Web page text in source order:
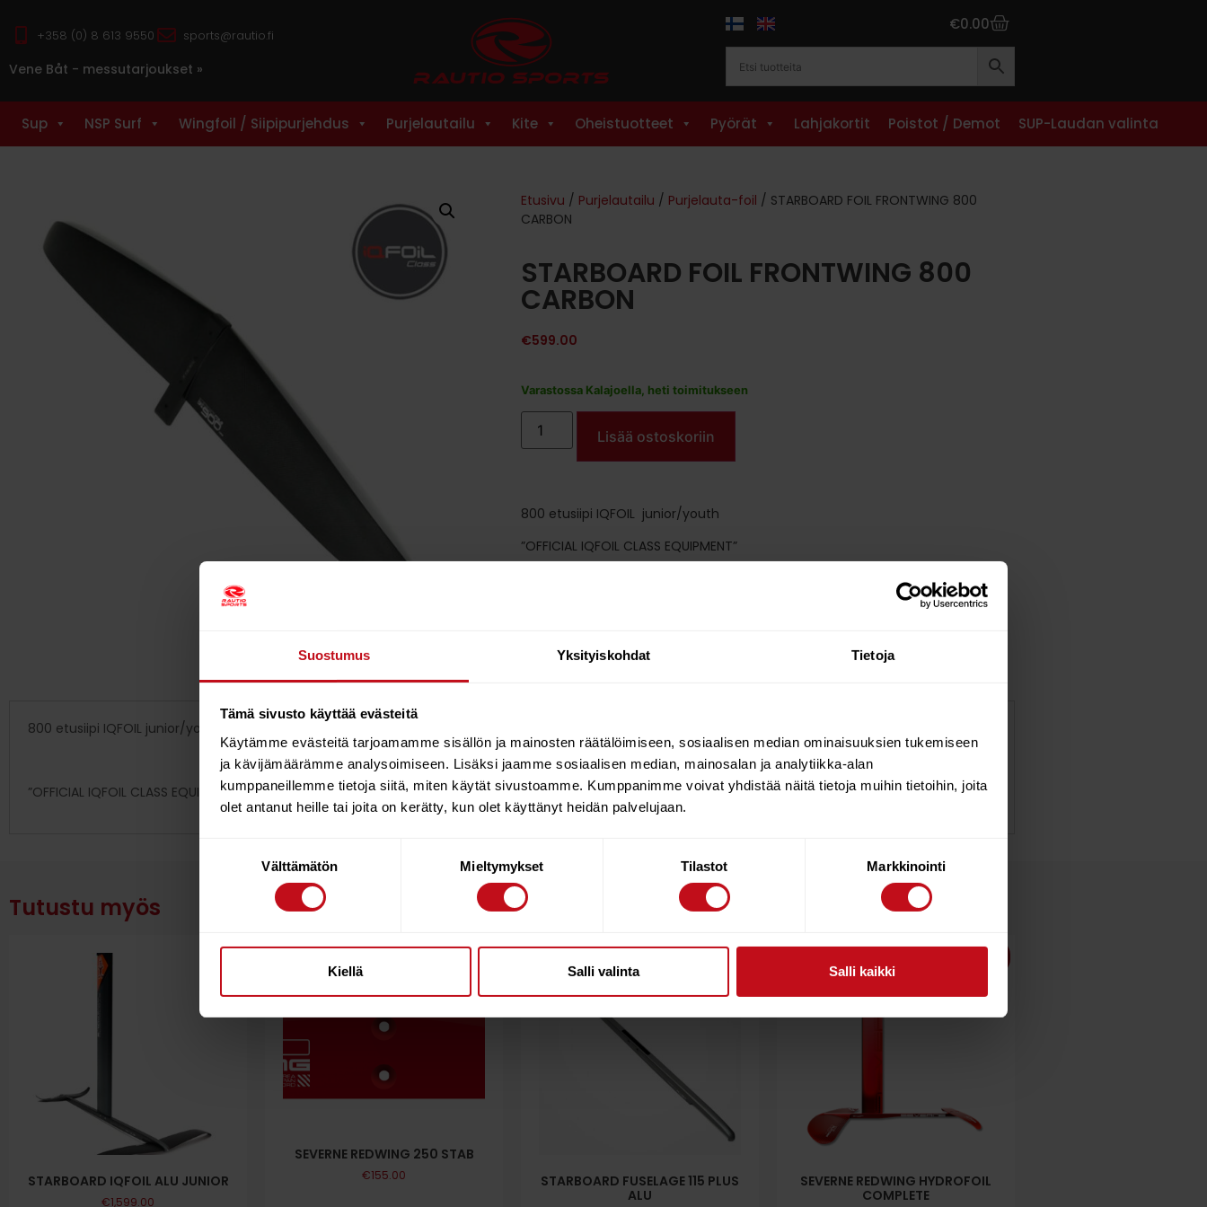
Suostumus Yksityiskohdat Tietoja
Tämä sivusto käyttää evästeitä
Käytämme evästeitä tarjoamamme sisällön ja mainosten räätälöimiseen, sosiaalisen median ominaisuuksien tukemiseen
ja kävijämäärämme analysoimiseen. Lisäksi jaamme sosiaalisen median, mainosalan ja analytiikka-alan
kumppaneillemme tietoja siitä, miten käytät sivustoamme. Kumppanimme voivat yhdistää näitä tietoja muihin tietoihin, joita
olet antanut heille tai joita on kerätty, kun olet käyttänyt heidän palvelujaan.
Välttämätön Mieltymykset Tilastot Markkinointi
Kiellä Salli valinta Salli kaikki
+358 (0) 8 613 9550 sports@rautio.fi
Vene Båt - messutarjoukset »
€0.00
Sup NSP Surf Wingfoil / Siipipurjehdus Purjelautailu Kite Oheistuotteet Pyörät Lahjakortit Poistot / Demot SUP-Laudan valinta
Etusivu / Purjelautailu / Purjelauta-foil / STARBOARD FOIL FRONTWING 800
CARBON
STARBOARD FOIL FRONTWING 800
CARBON
€599.00
Varastossa Kalajoella, heti toimitukseen
Lisää ostoskoriin
800 etusiipi IQFOIL junior/youth
”OFFICIAL IQFOIL CLASS EQUIPMENT”
800 etusiipi IQFOIL junior/youth
”OFFICIAL IQFOIL CLASS EQUIPMENT”
Tutustu myös
STARBOARD IQFOIL ALU JUNIOR
€1,599.00
SEVERNE REDWING 250 STAB
€155.00
STARBOARD FUSELAGE 115 PLUS
ALU
SEVERNE REDWING HYDROFOIL
COMPLETE